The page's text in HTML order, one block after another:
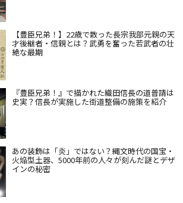
【豊臣兄弟！】22歳で散った長宗我部元親の天
才後継者・信親とは？武勇を奮った若武者の壮
絶な最期
『豊臣兄弟！』で描かれた織田信長の道普請は
史実？信長が実施した街道整備の施策を紹介
あの装飾は「炎」ではない？縄文時代の国宝・
火焔型土器、5000年前の人々が刻んだ謎とデザ
インの秘密